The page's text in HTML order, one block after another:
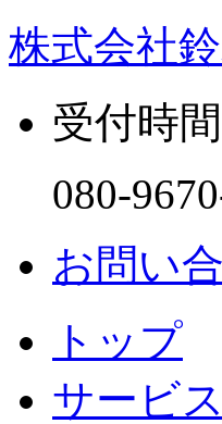
株式会社
受付時
080-
お問い
トップ
サービ